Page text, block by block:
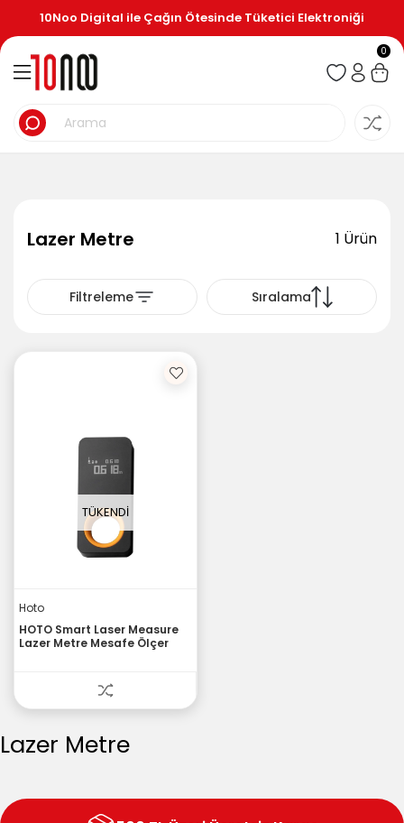
10Noo Digital ile Çağın Ötesinde Tüketici Elektroniği
0
Lazer Metre 1 Ürün
Filtreleme Sıralama
TÜKENDI
Hoto
HOTO Smart Laser Measure
Lazer Metre Mesafe Ölçer
Lazer Metre